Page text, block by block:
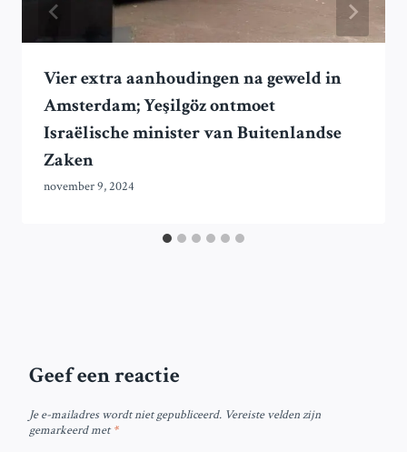
Vier extra aanhoudingen na geweld in
Amsterdam; Yeşilgöz ontmoet
Israëlische minister van Buitenlandse
Zaken
november 9, 2024
Geef een reactie
Je e-mailadres wordt niet gepubliceerd. Vereiste velden zijn
gemarkeerd met*